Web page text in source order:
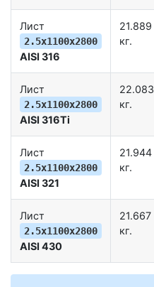
Лист
2.5х1100х2800
AISI 316
21.889
кг.
Лист
2.5х1100х2800
AISI 316Ti
22.083
кг.
Лист
2.5х1100х2800
AISI 321
21.944
кг.
Лист
2.5х1100х2800
AISI 430
21.667
кг.